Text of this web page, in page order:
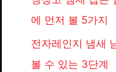
에 먼저 볼 5가지
전자레인지 냄새
볼 수 있는 3단계